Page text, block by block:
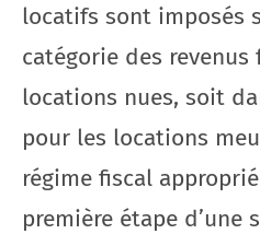
locatifs sont imposés
catégorie des
locations nues, soit
pour les locations
régime fiscal
première étape d’une